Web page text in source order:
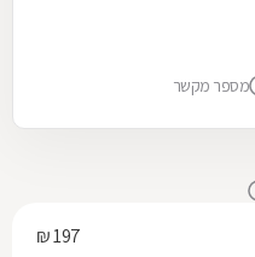
מספר מקשר
197 ₪